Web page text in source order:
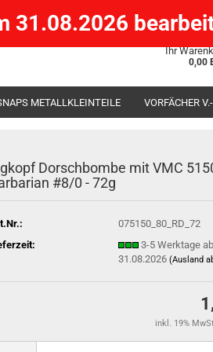
) Kundenlogin
Ihr
0,00
31.08.2026
METALLKLEINTEILE VORFÄCHER
Dorschbombe mit VMC
#8/0 - 72g
075150_80_RD_72
3-5 Werktage ab
31.08.2026 (Ausland
inkl. 19%